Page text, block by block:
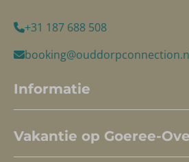
+31 187 688 508
Informatie
Vakantie op Goeree-